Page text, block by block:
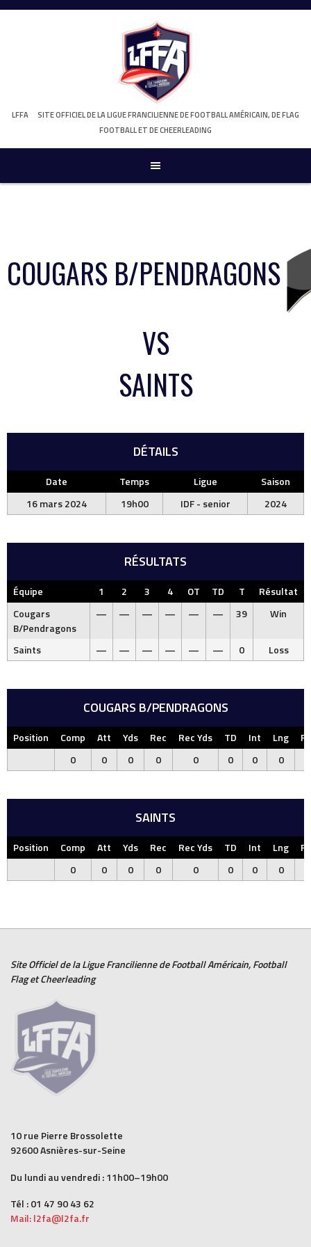
Skip
LFFA
SITE OFFICIEL DE LA LIGUE FRANCILIENNE DE FOOTBALL AMÉRICAIN, DE FLAG
FOOTBALL ET DE CHEERLEADING
COUGARS B/PENDRAGONS
VS
SAINTS
DÉTAILS
Date Temps Ligue
Saison
16 mars 2024
19h00 IDF - senior 2024
RÉSULTATS
Équipe 1 2 3 4 OT TD T
Résultat
Cougars
B/Pendragons
— — — — — — 39 Win
Saints — — — — — — 0 Loss
COUGARS B/PENDRAGONS
Position Comp Att Yds Rec Rec Yds TD Int Lng
0
0 0 0 0 0 0 0
SAINTS
Position Comp Att Yds Rec Rec Yds TD Int Lng
0
0 0 0 0 0 0 0
Site Officiel de la Ligue Francilienne deFootball Américain,Football
FlagetCheerleading
10 rue Pierre Brossolette
92600 Asnières-sur-Seine
Du lundi au vendredi : 11h00–19h00
Tél : 01 47 90 43 62
Mail: l2fa@l2fa.fr